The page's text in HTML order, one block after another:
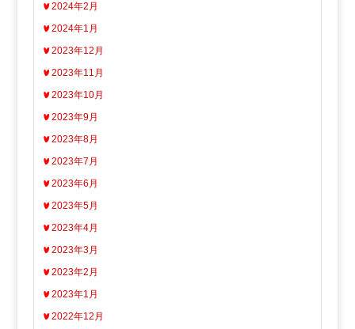
2024年2月
2024年1月
2023年12月
2023年11月
2023年10月
2023年9月
2023年8月
2023年7月
2023年6月
2023年5月
2023年4月
2023年3月
2023年2月
2023年1月
2022年12月